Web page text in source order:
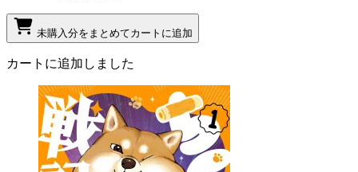
未購入分をまとめてカートに追加
カートに追加しました